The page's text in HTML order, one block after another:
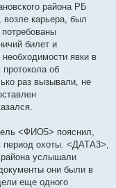
района РБ
карьера, был
билет и
явки в
об
раз вызывали, не
<ФИО5> пояснил,
период охоты. <ДАТА3>,
района услышали
они были в
еще одного